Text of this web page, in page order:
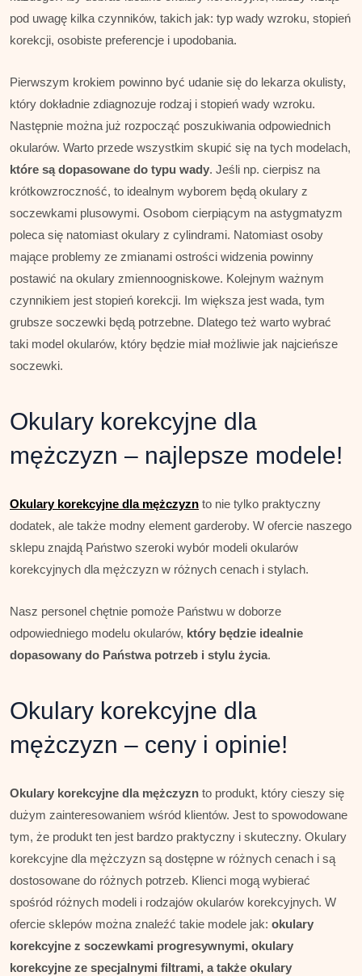
pod uwagę kilka czynników, takich jak: typ wady wzroku, stopień
korekcji, osobiste preferencje i upodobania.
Pierwszym krokiem powinno być udanie się do lekarza okulisty,
który dokładnie zdiagnozuje rodzaj i stopień wady wzroku.
Następnie można już rozpocząć poszukiwania odpowiednich
okularów. Warto przede wszystkim skupić się na tych modelach,
które są dopasowane do typu wady. Jeśli np. cierpisz na
krótkowzroczność, to idealnym wyborem będą okulary z
soczewkami plusowymi. Osobom cierpiącym na astygmatyzm
poleca się natomiast okulary z cylindrami. Natomiast osoby
mające problemy ze zmianami ostrości widzenia powinny
postawić na okulary zmiennoogniskowe. Kolejnym ważnym
czynnikiem jest stopień korekcji. Im większa jest wada, tym
grubsze soczewki będą potrzebne. Dlatego też warto wybrać
taki model okularów, który będzie miał możliwie jak najcieńsze
soczewki.
Okulary korekcyjne dla
mężczyzn – najlepsze modele!
Okulary korekcyjne dla mężczyzn to nie tylko praktyczny
dodatek, ale także modny element garderoby. W ofercie naszego
sklepu znajdą Państwo szeroki wybór modeli okularów
korekcyjnych dla mężczyzn w różnych cenach i stylach.
Nasz personel chętnie pomoże Państwu w doborze
odpowiedniego modelu okularów, który będzie idealnie
dopasowany do Państwa potrzeb i stylu życia.
Okulary korekcyjne dla
mężczyzn – ceny i opinie!
Okulary korekcyjne dla mężczyzn to produkt, który cieszy się
dużym zainteresowaniem wśród klientów. Jest to spowodowane
tym, że produkt ten jest bardzo praktyczny i skuteczny. Okulary
korekcyjne dla mężczyzn są dostępne w różnych cenach i są
dostosowane do różnych potrzeb. Klienci mogą wybierać
spośród różnych modeli i rodzajów okularów korekcyjnych. W
ofercie sklepów można znaleźć takie modele jak: okulary
korekcyjne z soczewkami progresywnymi, okulary
korekcyjne ze specjalnymi filtrami, a także okulary